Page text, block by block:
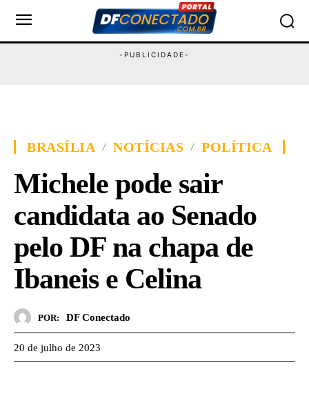
BRASÍLIA NOTÍCIAS POLÍTICA
Michele pode sair
candidata ao Senado
pelo DF na chapa de
Ibaneis e Celina
POR: DF Conectado
20 de julho de 2023